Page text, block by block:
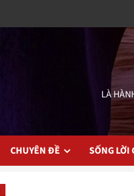
LÀ
CHUYÊN ĐỀ SỐNG LỜI